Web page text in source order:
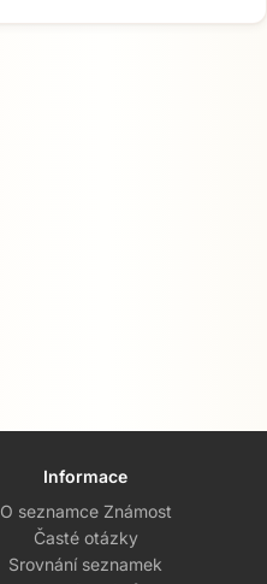
Informace
O seznamce Známost
Časté otázky
Srovnání seznamek